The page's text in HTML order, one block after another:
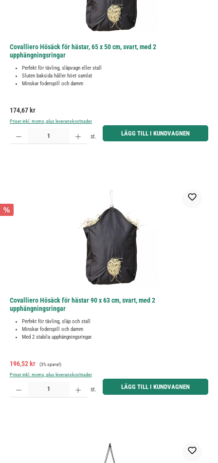
Covalliero Hösäck för hästar, 65 x 50 cm, svart, med 2
upphängningsringar
Perfekt för tävling, släpvagn eller stall
Sluten baksida håller höet samlat
Minskar foderspill och damm
Ordinarie pris:
174,67 kr
Priser inkl. moms, plus leveranskostnader
Produktkvantitet: Ange önskat belopp eller använd knapparna för att öka eller minska kvantiteten.
st. LÄGG TILL I KUNDVAGNEN
%
Covalliero Hösäck för hästar 90 x 63 cm, svart, med 2
upphängningsringar
Perfekt för tävling, släp och stall
Minskar foderspill och damm
Med 2 stabila upphängningsringar
Försäljningspris:
196,52 kr Ordinarie pris:
(3% sparat)
Priser inkl. moms, plus leveranskostnader
Produktkvantitet: Ange önskat belopp eller använd knapparna för att öka eller minska kvantiteten.
st. LÄGG TILL I KUNDVAGNEN